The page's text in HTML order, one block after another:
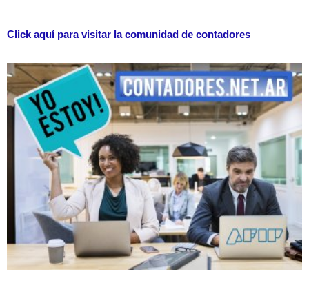
Click aquí para visitar la comunidad de contadores